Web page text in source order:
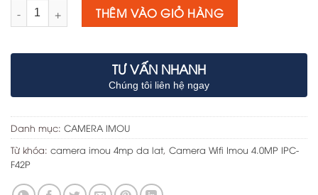
Số lượng THÊM VÀO GIỎ HÀNG
TƯ VẤN NHANH
Chúng tôi liên hệ ngay
Danh mục: CAMERA IMOU
Từ khóa: camera imou 4mp da lat, Camera Wifi Imou 4.0MP IPC-
F42P